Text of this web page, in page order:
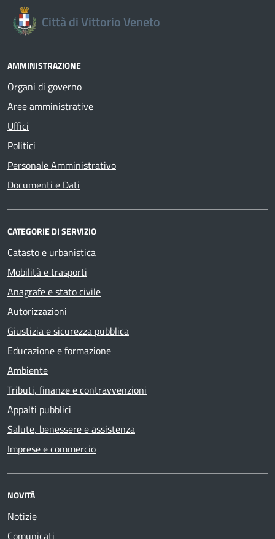
Città di Vittorio Veneto
AMMINISTRAZIONE
Organi di governo
Aree amministrative
Uffici
Politici
Personale Amministrativo
Documenti e Dati
CATEGORIE DI SERVIZIO
Catasto e urbanistica
Mobilità e trasporti
Anagrafe e stato civile
Autorizzazioni
Giustizia e sicurezza pubblica
Educazione e formazione
Ambiente
Tributi, finanze e contravvenzioni
Appalti pubblici
Salute, benessere e assistenza
Imprese e commercio
NOVITÀ
Notizie
Comunicati